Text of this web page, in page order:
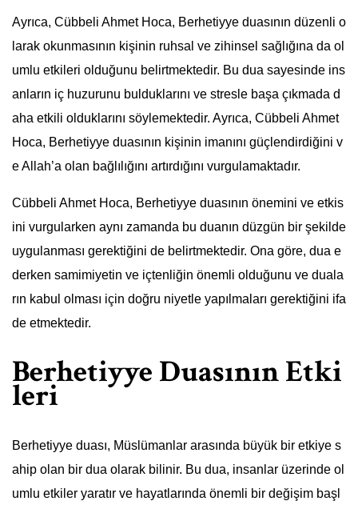
Ayrıca, Cübbeli Ahmet Hoca, Berhetiyye duasının düzenli o
larak okunmasının kişinin ruhsal ve zihinsel sağlığına da ol
umlu etkileri olduğunu belirtmektedir. Bu dua sayesinde ins
anların iç huzurunu bulduklarını ve stresle başa çıkmada d
aha etkili olduklarını söylemektedir. Ayrıca, Cübbeli Ahmet
Hoca, Berhetiyye duasının kişinin imanını güçlendirdiğini v
e Allah’a olan bağlılığını artırdığını vurgulamaktadır.
Cübbeli Ahmet Hoca, Berhetiyye duasının önemini ve etkis
ini vurgularken aynı zamanda bu duanın düzgün bir şekilde
uygulanması gerektiğini de belirtmektedir. Ona göre, dua e
derken samimiyetin ve içtenliğin önemli olduğunu ve duala
rın kabul olması için doğru niyetle yapılmaları gerektiğini ifa
de etmektedir.
Berhetiyye Duasının Etki
leri
Berhetiyye duası, Müslümanlar arasında büyük bir etkiye s
ahip olan bir dua olarak bilinir. Bu dua, insanlar üzerinde ol
umlu etkiler yaratır ve hayatlarında önemli bir değişim başl